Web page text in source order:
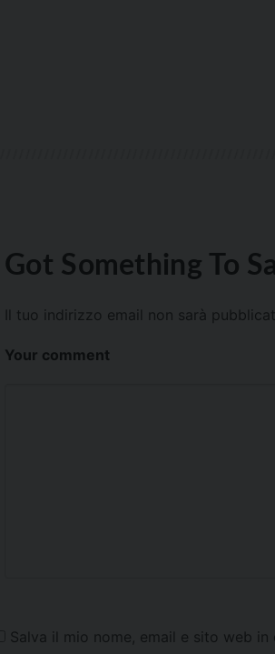
Got Something To
Il tuo indirizzo email non sarà
Your comment
Salva il mio nome, email e sito web